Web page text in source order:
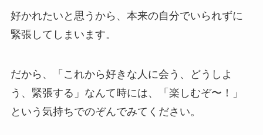
好かれたいと思うから、本来の自分でいられずに
緊張してしまいます。
だから、「これから好きな人に会う、どうしよ
う、緊張する」なんて時には、「楽しむぞ〜！」
という気持ちでのぞんでみてください。